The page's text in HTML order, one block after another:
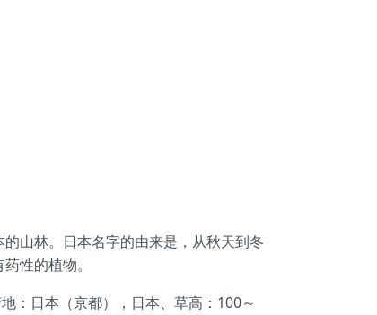
山林。日本名字的由来是，从秋天到冬
性的植物。
：日本（京都），日本、草高：100～